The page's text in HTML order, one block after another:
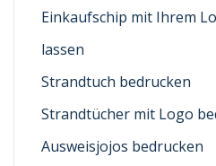
Einkaufschip mit Ihrem
lassen
Strandtuch bedrucken
Strandtücher mit Logo
Ausweisjojos bedrucken